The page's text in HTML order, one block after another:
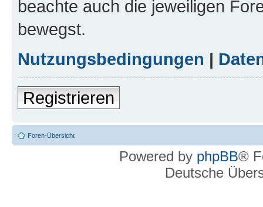
beachte auch die jeweiligen
bewegst.
Nutzungsbedingungen |
Registrieren
Foren-Übersicht
Powered by phpBB®
Deutsche